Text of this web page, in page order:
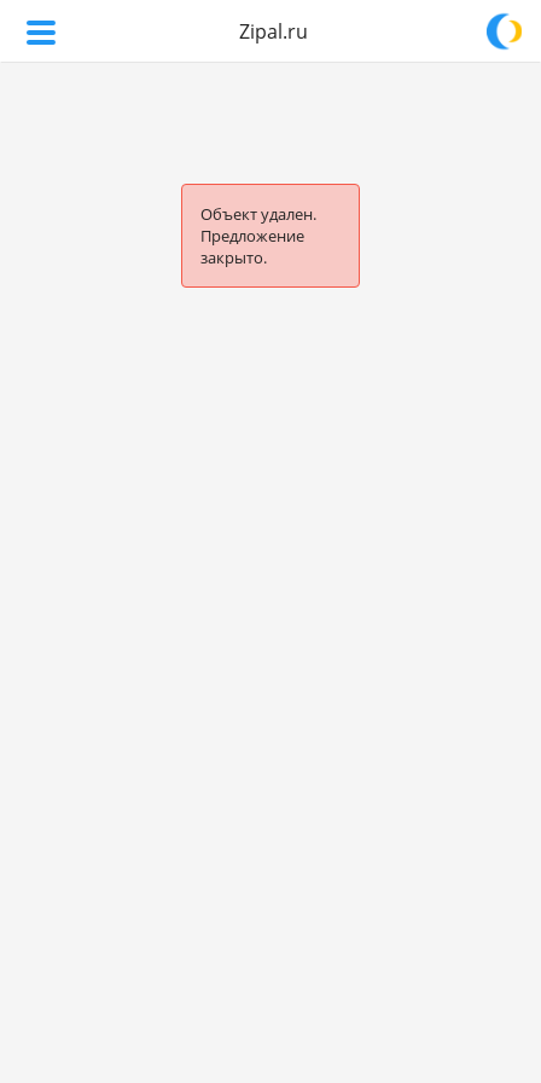
Zipal.ru
Объект удален.
Предложение
закрыто.